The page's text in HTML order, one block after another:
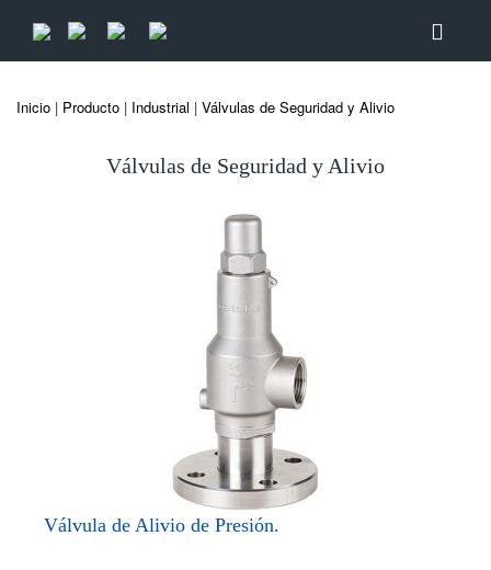
Inicio | Producto | Industrial | Válvulas de Seguridad y Alivio
Válvulas de Seguridad y Alivio
Válvula de Alivio de Presión.